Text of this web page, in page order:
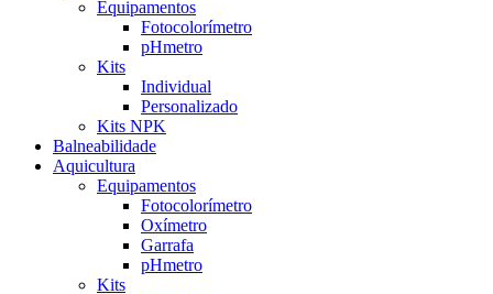
Equipamentos
Fotocolorímetro
pHmetro
Kits
Individual
Personalizado
Kits NPK
Balneabilidade
Aquicultura
Equipamentos
Fotocolorímetro
Oxímetro
Garrafa
pHmetro
Kits